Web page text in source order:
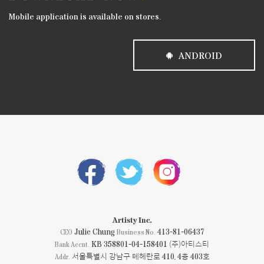
Mobile application is available on stores.
ANDROID
Artisty Inc.
CEO Julie Chung Business No. 413-81-06437
Bank Accnt. KB 358801-04-158401 (주)아티스티
Addr. 서울특별시 강남구 테헤란로 410, 4층 403호